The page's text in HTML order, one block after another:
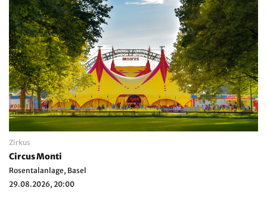
Zirkus
Circus Monti
Rosentalanlage, Basel
29.08.2026, 20:00